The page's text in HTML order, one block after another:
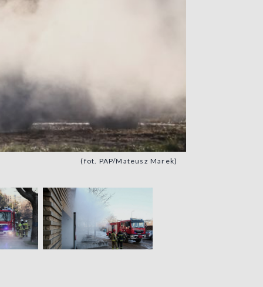
(fot. PAP/Mateusz Marek)